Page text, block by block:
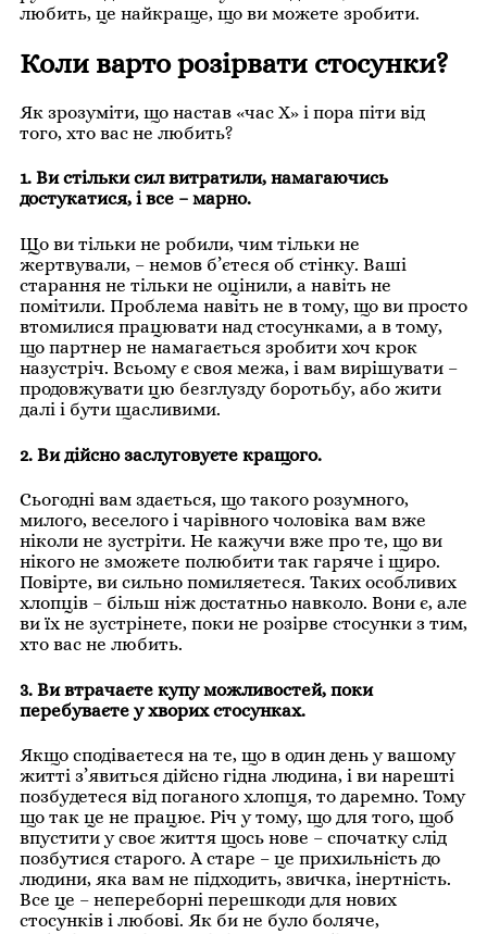
любить, це найкраще, що ви можете зробити.
Коли варто розірвати стосунки?
Як зрозуміти, що настав «час Х» і пора піти від
того, хто вас не любить?
1. Ви стільки сил витратили, намагаючись
достукатися, і все – марно.
Що ви тільки не робили, чим тільки не
жертвували, – немов б’єтеся об стінку. Ваші
старання не тільки не оцінили, а навіть не
помітили. Проблема навіть не в тому, що ви просто
втомилися працювати над стосунками, а в тому,
що партнер не намагається зробити хоч крок
назустріч. Всьому є своя межа, і вам вирішувати –
продовжувати цю безглузду боротьбу, або жити
далі і бути щасливими.
2. Ви дійсно заслуговуєте кращого.
Сьогодні вам здається, що такого розумного,
милого, веселого і чарівного чоловіка вам вже
ніколи не зустріти. Не кажучи вже про те, що ви
нікого не зможете полюбити так гаряче і щиро.
Повірте, ви сильно помиляєтеся. Таких особливих
хлопців – більш ніж достатньо навколо. Вони є, але
ви їх не зустрінете, поки не розірве стосунки з тим,
хто вас не любить.
3. Ви втрачаєте купу можливостей, поки
перебуваєте у хворих стосунках.
Якщо сподіваєтеся на те, що в один день у вашому
житті з’явиться дійсно гідна людина, і ви нарешті
позбудетеся від поганого хлопця, то даремно. Тому
що так це не працює. Річ у тому, що для того, щоб
впустити у своє життя щось нове – спочатку слід
позбутися старого. А старе – це прихильність до
людини, яка вам не підходить, звичка, інертність.
Все це – непереборні перешкоди для нових
стосунків і любові. Як би не було боляче,